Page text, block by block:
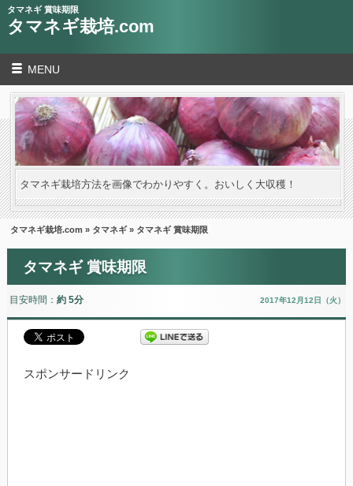
タマネギ 賞味期限
タマネギ栽培.com
MENU
タマネギ栽培方法を画像でわかりやすく。おいしく大収穫！
タマネギ栽培.com » タマネギ» タマネギ 賞味期限
タマネギ 賞味期限
目安時間： 約 5分 2017年12月12日（火）
スポンサードリンク